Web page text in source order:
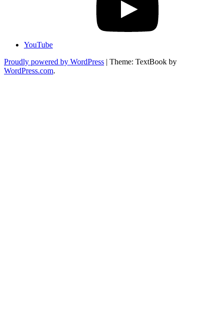
YouTube
Proudly powered by WordPress | Theme: TextBook by
WordPress.com.